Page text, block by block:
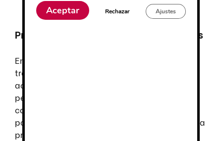
Protección contra accidentes laborales
En entornos industriales o construcción, los
trabajadores están expuestos a múltiples
accidentes laborales como caída de objetos
pesados o superficies resbaladizas. Un buen
calzado, con una puntera que amortigüe la
posible caída de objetos, ayuda a garantizar la
protección de nuestros pies.
Aceptar Rechazar Ajustes